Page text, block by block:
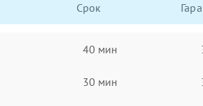
Срок
40 мин
30 мин